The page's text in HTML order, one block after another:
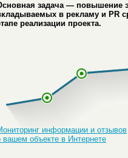
задача — повышение
в рекламу и PR
реализации проекта.
информации и отзывов
вашем объекте в Интернете